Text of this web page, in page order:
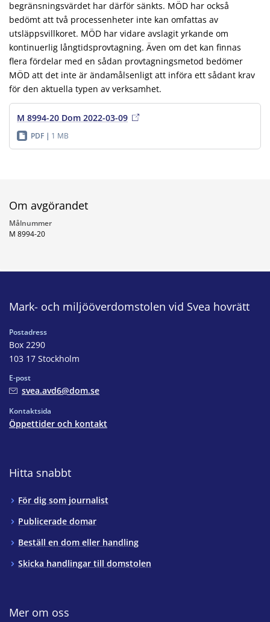
begränsningsvärdet har därför sänkts. MÖD har också
bedömt att två processenheter inte kan omfattas av
utsläppsvillkoret. MÖD har vidare avslagit yrkande om
kontinuerlig långtidsprovtagning. Även om det kan finnas
flera fördelar med en sådan provtagningsmetod bedömer
MÖD att det inte är ändamålsenligt att införa ett sådant krav
för den aktuella typen av verksamhet.
M 8994-20 Dom 2022-03-09
PDF 1 MB
Om avgörandet
Målnummer
M 8994-20
Mark- och miljööverdomstolen vid Svea hovrätt
Postadress
Box 2290
103 17 Stockholm
E-post
svea.avd6@dom.se
Kontaktsida
Öppettider och kontakt
Hitta snabbt
För dig som journalist
Publicerade domar
Beställ en dom eller handling
Skicka handlingar till domstolen
Mer om oss